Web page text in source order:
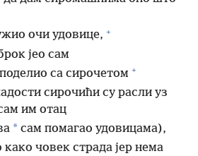
очи удовице, +
јео сам
са сирочетом +
сирочићи су расли уз
им отац
* сам помагао удовицама),
како човек страда јер нема